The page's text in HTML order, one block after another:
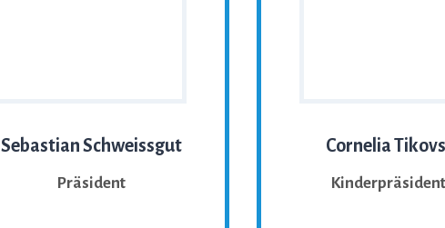
Sebastian Schweissgut
Präsident
Cornelia